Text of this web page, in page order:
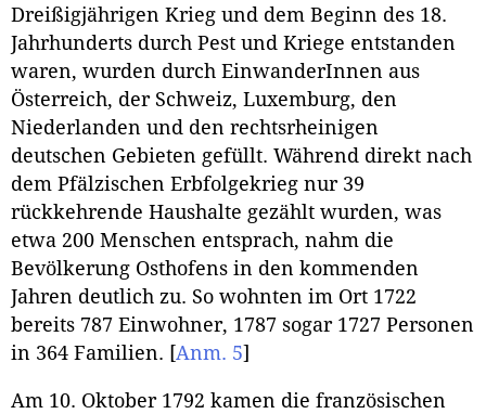
Dreißigjährigen Krieg und dem Beginn des 18.
Jahrhunderts durch Pest und Kriege entstanden
waren, wurden durch EinwanderInnen aus
Österreich, der Schweiz, Luxemburg, den
Niederlanden und den rechtsrheinigen
deutschen Gebieten gefüllt. Während direkt nach
dem Pfälzischen Erbfolgekrieg nur 39
rückkehrende Haushalte gezählt wurden, was
etwa 200 Menschen entsprach, nahm die
Bevölkerung Osthofens in den kommenden
Jahren deutlich zu. So wohnten im Ort 1722
bereits 787 Einwohner, 1787 sogar 1727 Personen
in 364 Familien. [Anm. 5]
Am 10. Oktober 1792 kamen die französischen